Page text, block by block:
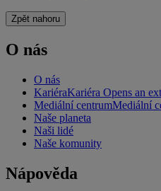
Zpět nahoru
O nás
O nás
KariéraKariéra Opens an
Mediální centrumMediální
Naše planeta
Naši lidé
Naše komunity
Nápověda